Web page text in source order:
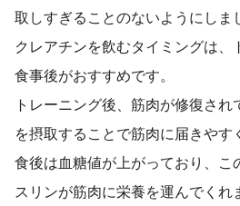
取しすぎることのないようにしま
クレアチンを飲むタイミングは、
食事後がおすすめです。
トレーニング後、筋肉が修復さ
を摂取することで筋肉に届きやす
食後は血糖値が上がっており、こ
スリンが筋肉に栄養を運んでくれ